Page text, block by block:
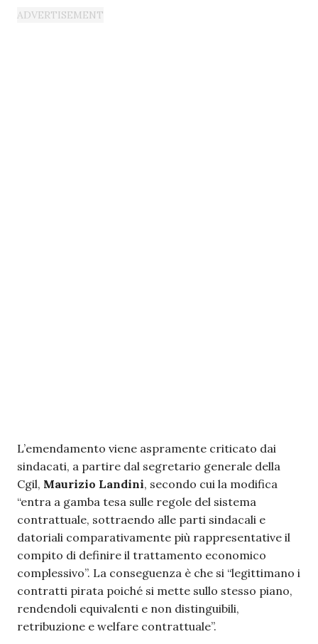
L’emendamento viene aspramente criticato dai
sindacati, a partire dal segretario generale della
Cgil, Maurizio Landini, secondo cui la modifica
“entra a gamba tesa sulle regole del sistema
contrattuale, sottraendo alle parti sindacali e
datoriali comparativamente più rappresentative il
compito di definire il trattamento economico
complessivo”. La conseguenza è che si “legittimano i
contratti pirata poiché si mette sullo stesso piano,
rendendoli equivalenti e non distinguibili,
retribuzione e welfare contrattuale”.